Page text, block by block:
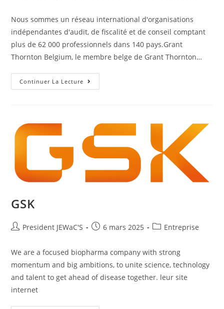
Nous sommes un réseau international d'organisations
indépendantes d'audit, de fiscalité et de conseil comptant
plus de 62 000 professionnels dans 140 pays.Grant
Thornton Belgium, le membre belge de Grant Thornton…
Continuer La Lecture
GSK
President JEWaC'S 6 mars 2025 Entreprise
We are a focused biopharma company with strong
momentum and big ambitions, to unite science, technology
and talent to get ahead of disease together. leur site
internet